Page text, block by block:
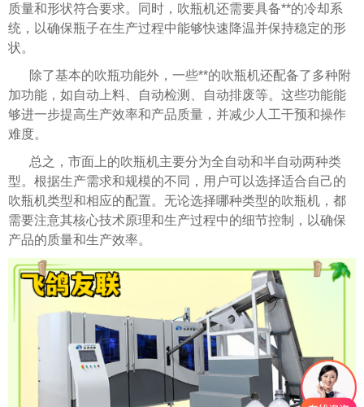
质量和形状符合要求。同时，吹瓶机还需要具备**的冷却系
统，以确保瓶子在生产过程中能够快速降温并保持稳定的形
状。
除了基本的吹瓶功能外，一些**的吹瓶机还配备了多种附
加功能，如自动上料、自动检测、自动排废等。这些功能能
够进一步提高生产效率和产品质量，并减少人工干预和操作
难度。
总之，市面上的吹瓶机主要分为全自动和半自动两种类
型。根据生产需求和规模的不同，用户可以选择适合自己的
吹瓶机类型和相应的配置。无论选择哪种类型的吹瓶机，都
需要注意其核心技术原理和生产过程中的细节控制，以确保
产品的质量和生产效率。